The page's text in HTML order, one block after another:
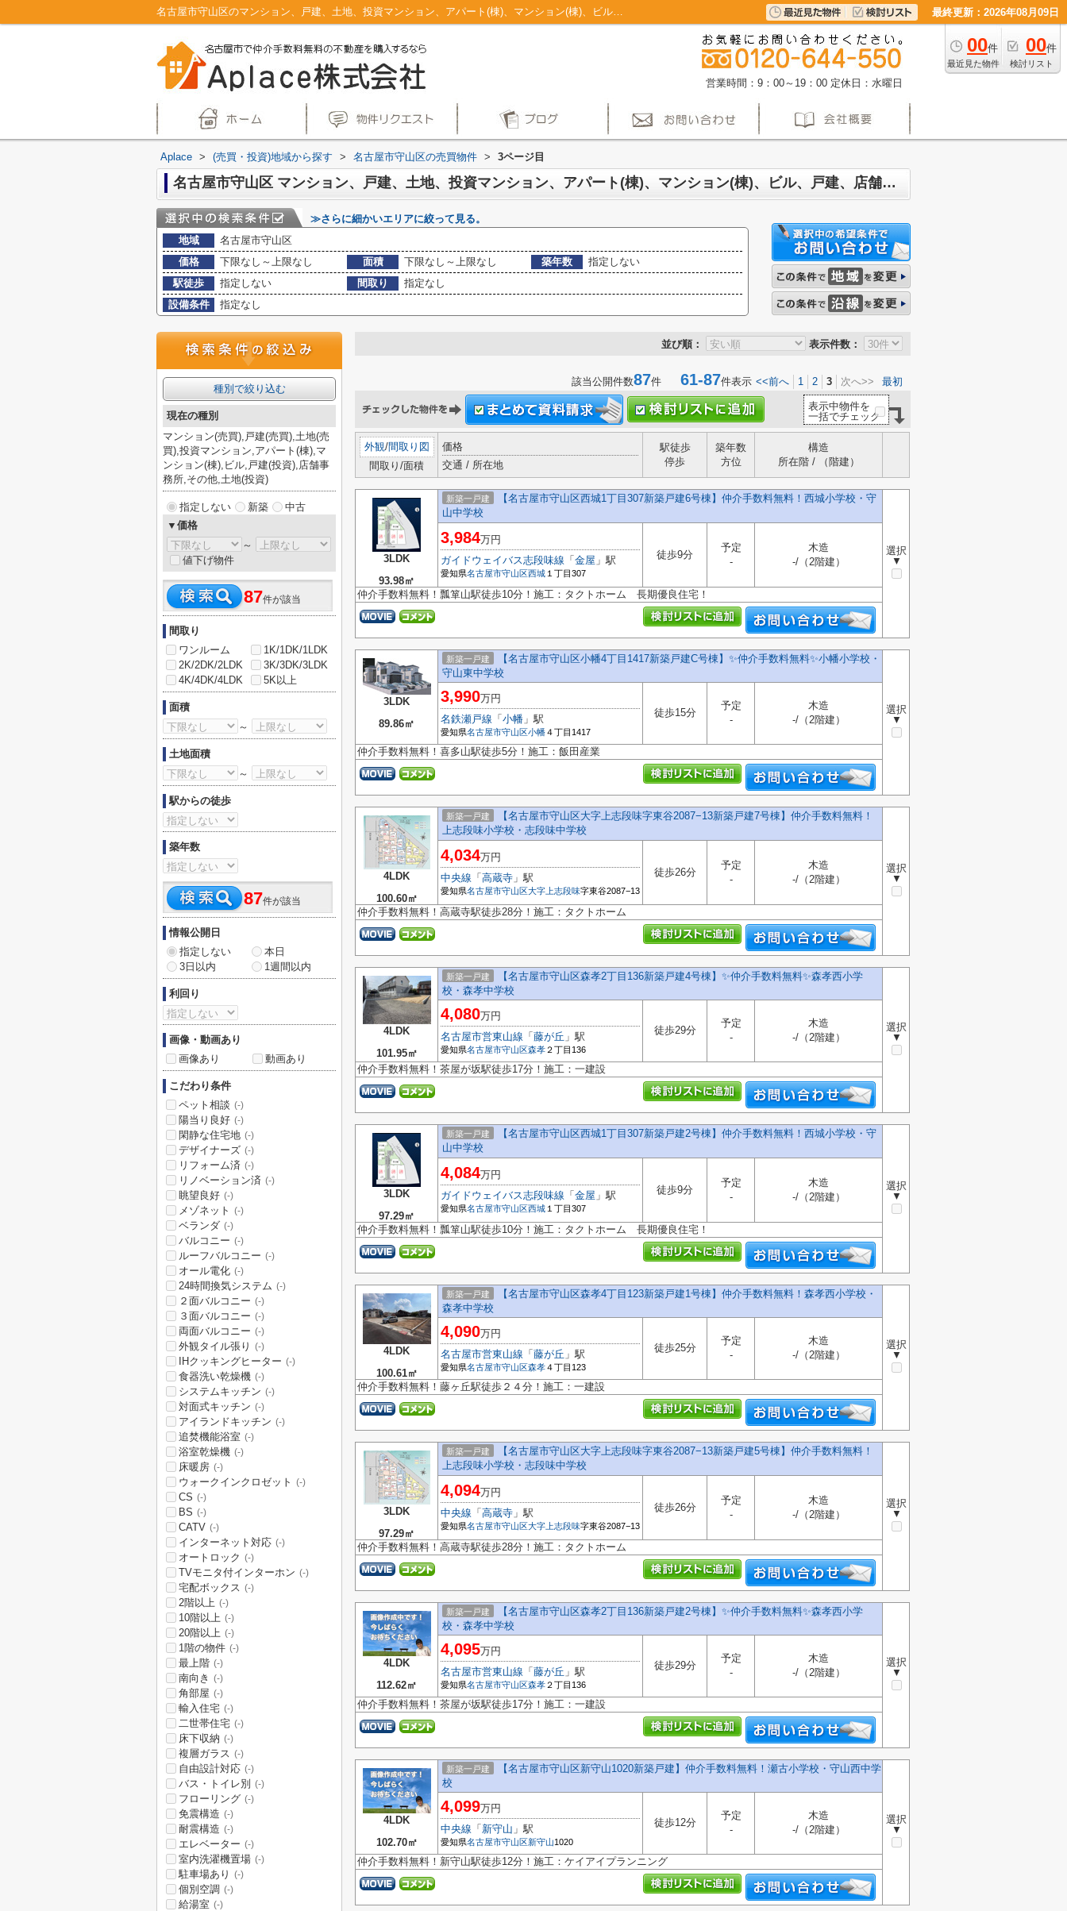
名古屋市守山区のマンション、戸建、土地、投資マンション、アパート(棟)、マンション(棟)、ビル、戸建、店舗事務所、その他、土地一覧｜仲介手数料無料！名古屋市で新築戸建てを探すならAplace(3ページ目) 最終更新：2026年08月09日
00件
最近見た物件
00件
検討リスト
営業時間：9：00～19：00 定休日：水曜日
Aplace > (売買・投資)地域から探す > 名古屋市守山区の売買物件 > 3ページ目
名古屋市守山区 マンション、戸建、土地、投資マンション、アパート(棟)、マンション(棟)、ビル、戸建、店舗事務所、その他、土地一覧(3ページ目)
≫さらに細かいエリアに絞って見る。
地域
名古屋市守山区
価格
下限なし～上限なし 面積 下限なし～上限なし 築年数
指定しない
駅徒歩
指定しない 間取り
指定なし
設備条件
指定なし
並び順： 表示件数：
該当公開件数87件 61-87件表示 <<前へ 1 2 3 次へ>> 最初
表示中物件を
一括でチェック
外観/間取り図
間取り/面積
価格
交通 / 所在地
駅徒歩
停歩
築年数
方位
構造
所在階 / （階建）
3LDK
93.98㎡
新築一戸建
【名古屋市守山区西城1丁目307新築戸建6号棟】仲介手数料無料！西城小学校・守
山中学校
選択
▼
3,984万円
ガイドウェイバス志段味線 「 金屋 」駅
愛知県名古屋市守山区西城 １丁目307
徒歩9分
予定
-
木造
-/（2階建）
仲介手数料無料！瓢箪山駅徒歩10分！施工：タクトホーム 長期優良住宅！
3LDK
89.86㎡
新築一戸建
【名古屋市守山区小幡4丁目1417新築戸建C号棟】✨️仲介手数料無料✨️小幡小学校・
守山東中学校
選択
▼
3,990万円
名鉄瀬戸線 「 小幡 」駅
愛知県名古屋市守山区小幡４丁目1417
徒歩15分
予定
-
木造
-/（2階建）
仲介手数料無料！喜多山駅徒歩5分！施工：飯田産業
4LDK
100.60㎡
新築一戸建
【名古屋市守山区大字上志段味字東谷2087−13新築戸建7号棟】仲介手数料無料！
上志段味小学校・志段味中学校
選択
▼
4,034万円
中央線 「 高蔵寺 」駅
愛知県名古屋市守山区大字上志段味字東谷2087−13
徒歩26分
予定
-
木造
-/（2階建）
仲介手数料無料！高蔵寺駅徒歩28分！施工：タクトホーム
4LDK
101.95㎡
新築一戸建
【名古屋市守山区森孝2丁目136新築戸建4号棟】✨️仲介手数料無料✨️森孝西小学
校・森孝中学校
選択
▼
4,080万円
名古屋市営東山線 「 藤が丘 」駅
愛知県名古屋市守山区森孝 ２丁目136
徒歩29分
予定
-
木造
-/（2階建）
仲介手数料無料！茶屋が坂駅徒歩17分！施工：一建設
3LDK
97.29㎡
新築一戸建
【名古屋市守山区西城1丁目307新築戸建2号棟】仲介手数料無料！西城小学校・守
山中学校
選択
▼
4,084万円
ガイドウェイバス志段味線 「 金屋 」駅
愛知県名古屋市守山区西城 １丁目307
徒歩9分
予定
-
木造
-/（2階建）
仲介手数料無料！瓢箪山駅徒歩10分！施工：タクトホーム 長期優良住宅！
4LDK
100.61㎡
新築一戸建
【名古屋市守山区森孝4丁目123新築戸建1号棟】仲介手数料無料！森孝西小学校・
森孝中学校
選択
▼
4,090万円
名古屋市営東山線 「 藤が丘 」駅
愛知県名古屋市守山区森孝４丁目123
徒歩25分
予定
-
木造
-/（2階建）
仲介手数料無料！藤ヶ丘駅徒歩２４分！施工：一建設
3LDK
97.29㎡
新築一戸建
【名古屋市守山区大字上志段味字東谷2087−13新築戸建5号棟】仲介手数料無料！
上志段味小学校・志段味中学校
選択
▼
4,094万円
中央線 「 高蔵寺 」駅
愛知県名古屋市守山区大字上志段味字東谷2087−13
徒歩26分
予定
-
木造
-/（2階建）
仲介手数料無料！高蔵寺駅徒歩28分！施工：タクトホーム
4LDK
112.62㎡
新築一戸建
【名古屋市守山区森孝2丁目136新築戸建2号棟】✨️仲介手数料無料✨️森孝西小学
校・森孝中学校
選択
▼
4,095万円
名古屋市営東山線 「 藤が丘 」駅
愛知県名古屋市守山区森孝 ２丁目136
徒歩29分
予定
-
木造
-/（2階建）
仲介手数料無料！茶屋が坂駅徒歩17分！施工：一建設
4LDK
102.70㎡
新築一戸建
【名古屋市守山区新守山1020新築戸建】仲介手数料無料！瀬古小学校・守山西中学
校
選択
▼
4,099万円
中央線 「 新守山 」駅
愛知県名古屋市守山区新守山1020
徒歩12分
予定
-
木造
-/（2階建）
仲介手数料無料！新守山駅徒歩12分！施工：ケイアイプランニング
種別で絞り込む
現在の種別
マンション(売買),戸建(売買),土地(売
買),投資マンション,アパート(棟),マ
ンション(棟),ビル,戸建(投資),店舗事
務所,その他,土地(投資)
指定しない 新築
中古
▼価格
～
値下げ物件
87件が該当
間取り
ワンルーム
1K/1DK/1LDK
2K/2DK/2LDK
3K/3DK/3LDK
4K/4DK/4LDK
5K以上
面積
～
土地面積
～
駅からの徒歩
築年数
87件が該当
情報公開日
指定しない
本日
3日以内
1週間以内
利回り
画像・動画あり
画像あり
動画あり
こだわり条件
ペット相談 (-)
陽当り良好 (-)
閑静な住宅地 (-)
デザイナーズ (-)
リフォーム済 (-)
リノベーション済 (-)
眺望良好 (-)
メゾネット (-)
ベランダ (-)
バルコニー (-)
ルーフバルコニー (-)
オール電化 (-)
24時間換気システム (-)
２面バルコニー (-)
３面バルコニー (-)
両面バルコニー (-)
外観タイル張り (-)
IHクッキングヒーター (-)
食器洗い乾燥機 (-)
システムキッチン (-)
対面式キッチン (-)
アイランドキッチン (-)
追焚機能浴室 (-)
浴室乾燥機 (-)
床暖房 (-)
ウォークインクロゼット (-)
CS (-)
BS (-)
CATV (-)
インターネット対応 (-)
オートロック (-)
TVモニタ付インターホン (-)
宅配ボックス (-)
2階以上 (-)
10階以上 (-)
20階以上 (-)
1階の物件 (-)
最上階 (-)
南向き (-)
角部屋 (-)
輸入住宅 (-)
二世帯住宅 (-)
床下収納 (-)
複層ガラス (-)
自由設計対応 (-)
バス・トイレ別 (-)
フローリング (-)
免震構造 (-)
耐震構造 (-)
エレベーター (-)
室内洗濯機置場 (-)
駐車場あり (-)
個別空調 (-)
給湯室 (-)